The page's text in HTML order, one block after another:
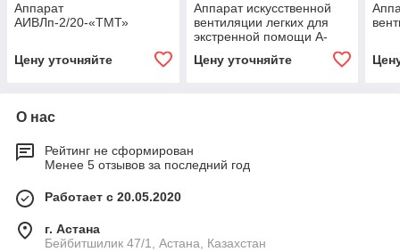
Аппарат
АИВЛп-2/20-«ТМТ»
Цену уточняйте
Аппарат искусственной
вентиляции легких для
экстренной помощи А-
Цену уточняйте
О нас
Рейтинг не сформирован
Менее 5 отзывов за последний год
Работает с 20.05.2020
г. Астана
Бейбитшилик 47/1, Астана, Казахстан